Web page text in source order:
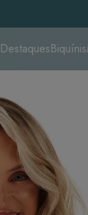
DestaquesBiquínis